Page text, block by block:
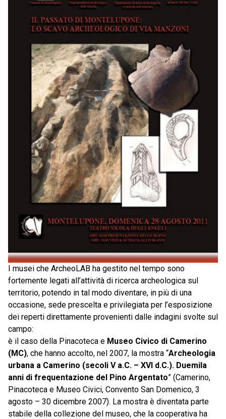
I musei che ArcheoLAB ha gestito nel tempo sono
fortemente legati all’attività di ricerca archeologica sul
territorio, potendo in tal modo diventare, in più di una
occasione, sede prescelta e privilegiata per l’esposizione
dei reperti direttamente provenienti dalle indagini svolte sul
campo:
è il caso della Pinacoteca e Museo Civico di Camerino
(MC), che hanno accolto, nel 2007, la mostra “Archeologia
urbana a Camerino (secoli V a.C. – XVI d.C.). Duemila
anni di frequentazione del Pino Argentato” (Camerino,
Pinacoteca e Museo Civici, Convento San Domenico, 3
agosto – 30 dicembre 2007). La mostra è diventata parte
stabile della collezione del museo, che la cooperativa ha